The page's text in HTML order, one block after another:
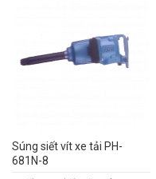
Súng siết vít xe tải PH-
681N-8